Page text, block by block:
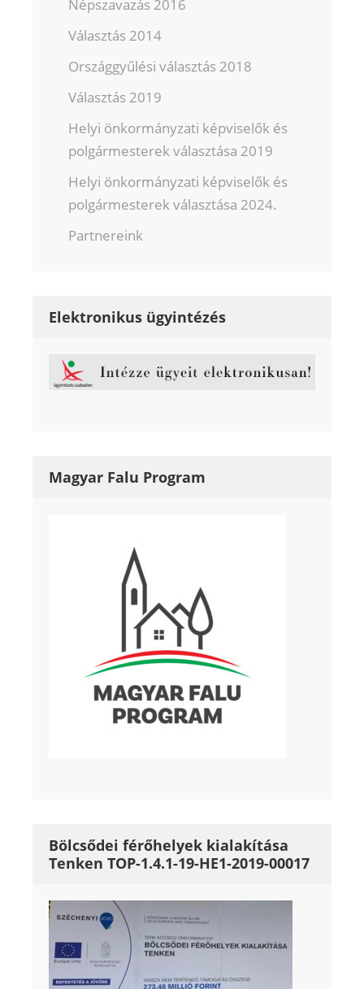
Népszavazás 2016
Választás 2014
Országgyűlési választás 2018
Választás 2019
Helyi önkormányzati képviselők és
polgármesterek választása 2019
Helyi önkormányzati képviselők és
polgármesterek választása 2024.
Partnereink
Elektronikus ügyintézés
Magyar Falu Program
Bölcsődei férőhelyek kialakítása
Tenken TOP-1.4.1-19-HE1-2019-00017